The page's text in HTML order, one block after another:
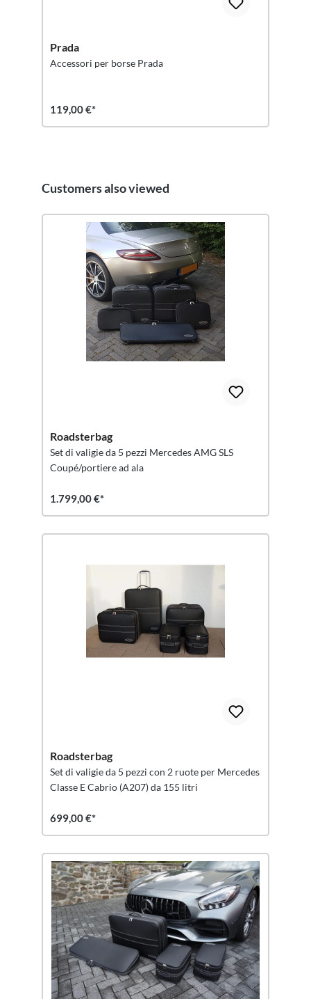
Prada
Accessori per borse Prada
119,00 €*
Salta la galleria dei prodotti
Customers also viewed
Roadsterbag
Set di valigie da 5 pezzi Mercedes AMG SLS
Coupé/portiere ad ala
1.799,00 €*
Roadsterbag
Set di valigie da 5 pezzi con 2 ruote per Mercedes
Classe E Cabrio (A207) da 155 litri
699,00 €*